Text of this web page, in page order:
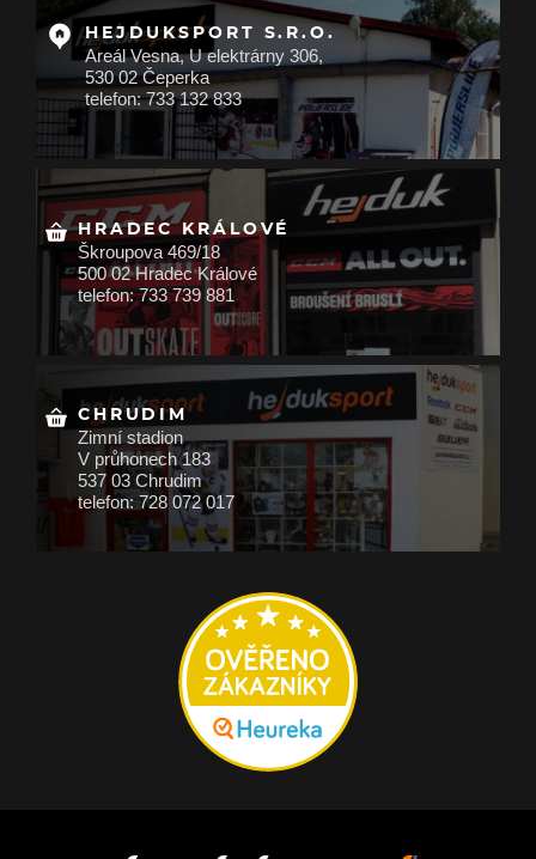
HEJDUKSPORT S.R.O.
Areál Vesna, U elektrárny 306,
530 02 Čeperka
telefon: 733 132 833
HRADEC KRÁLOVÉ
Škroupova 469/18
500 02 Hradec Králové
telefon: 733 739 881
CHRUDIM
Zimní stadion
V průhonech 183
537 03 Chrudim
telefon: 728 072 017